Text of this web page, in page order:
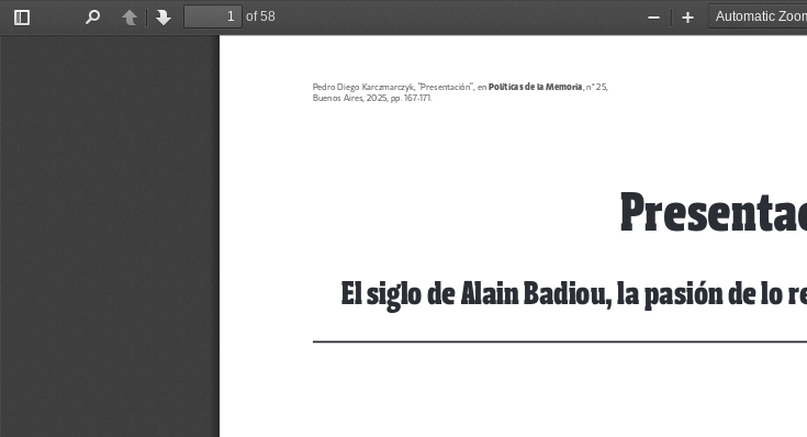
Toggle
PreviousNext
of 58
Zoom
Zoom
Pedro Diego Karczmarczyk, “Presentación”, en Políticas de la Memoria , n° 25,
Buenos Aires, 2025, pp. 167-171.
El siglo de Alain Badiou, la pasión de lo